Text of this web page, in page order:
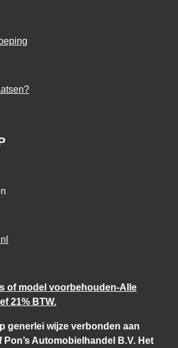
of model voorbehouden-Alle
21% BTW.
generlei wijze verbonden aan
Automobielhandel B.V. Het